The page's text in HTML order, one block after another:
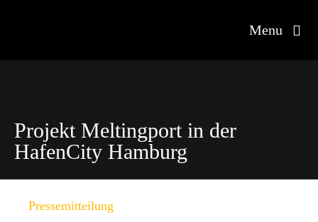
Menu
Smart Building
Projekt Meltingport in der
HafenCity Hamburg
Pressemitteilung